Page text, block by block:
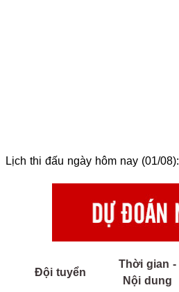
Lịch thi đấu ngày hôm nay (01/08):
Đội tuyển
Thời gian -
Nội dung